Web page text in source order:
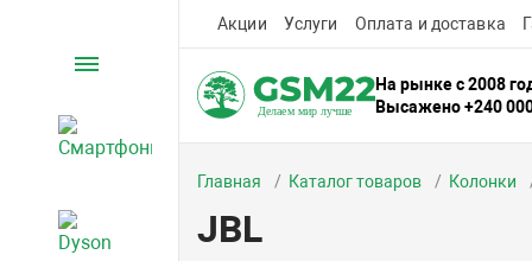
Акции Услуги Оплата и доставка
На рынке с 2008
Высажено +240
Dyson
Главная Каталог товаров Колонки
JBL